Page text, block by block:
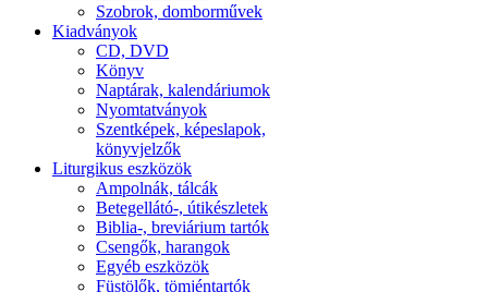
Szobrok, domborművek
Kiadványok
CD, DVD
Könyv
Naptárak, kalendáriumok
Nyomtatványok
Szentképek, képeslapok,
könyvjelzők
Liturgikus eszközök
Ampolnák, tálcák
Betegellátó-, útikészletek
Biblia-, breviárium tartók
Csengők, harangok
Egyéb eszközök
Füstölők, tömjéntartók